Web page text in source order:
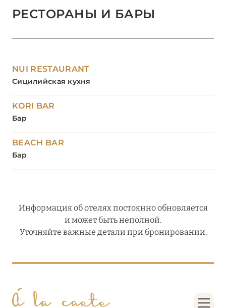
РЕСТОРАНЫ И БАРЫ
NUI RESTAURANT
Сицилийская кухня
KORI BAR
Бар
BEACH BAR
Бар
Информация об отелях постоянно обновляется
и может быть неполной.
Уточняйте важные детали при бронировании.